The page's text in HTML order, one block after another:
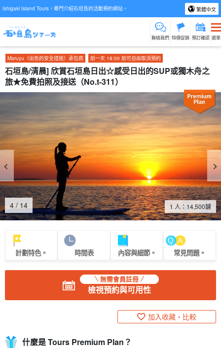
Ishigaki Island Tours，專門介紹石垣島的活動預約網站。 繁體中文
聯絡我們 特價促銷 預訂確認 選單
Maruyu（出色的安全措施）承包商 前一天 18:00 前可自由取消預約
石垣島/清晨] 欣賞石垣島日出☆感受日出的SUP或獨木舟之
旅★免費拍照及接送（No.t-311）
4 / 14 1 人：14,500鑢
計劃特色。 時間表 內容與細節。 常見問題。
無需會員註冊
檢視預約與可用性
加入收藏・比較
什麼是 Tours Premium Plan？